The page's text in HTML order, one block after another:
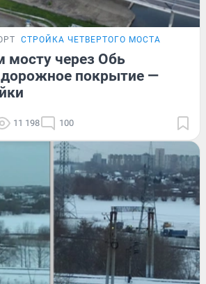
СТРОЙКА ЧЕТВЕРТОГО МОСТА
мосту через Обь
покрытие —
11 198 100